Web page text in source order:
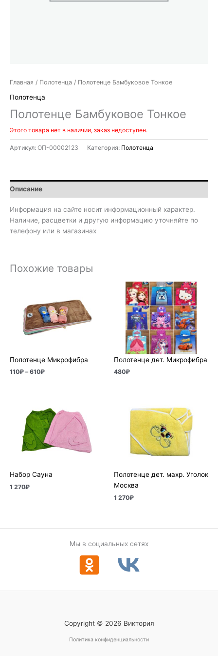
Главная / Полотенца / Полотенце Бамбуковое Тонкое
Полотенца
Полотенце Бамбуковое Тонкое
Этого товара нет в наличии, заказ недоступен.
Артикул: ОП-00002123 Категория: Полотенца
Описание
Информация на сайте носит информационный характер.
Наличие, расцветки и другую информацию уточняйте по
телефону или в магазинах
Похожие товары
Полотенце Микрофибра
110₽ – 610₽
–
610₽
Полотенце дет. Микрофибра
480₽
Набор Сауна
1 270₽
Полотенце дет. махр. Уголок
Москва
1 270₽
Мы в социальных сетях
Copyright © 2026 Виктория
Политика конфиденциальности